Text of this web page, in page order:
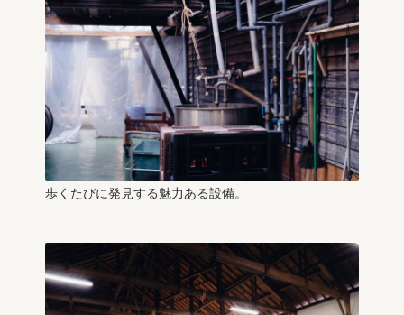
歩くたびに発見する魅力ある設備。